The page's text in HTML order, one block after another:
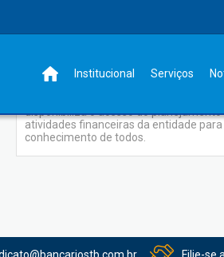
Institucional Serviços
Previsão Orçamentária
disponibiliza o acesso do planejamento
atividades financeiras da entidade para
conhecimento de todos.